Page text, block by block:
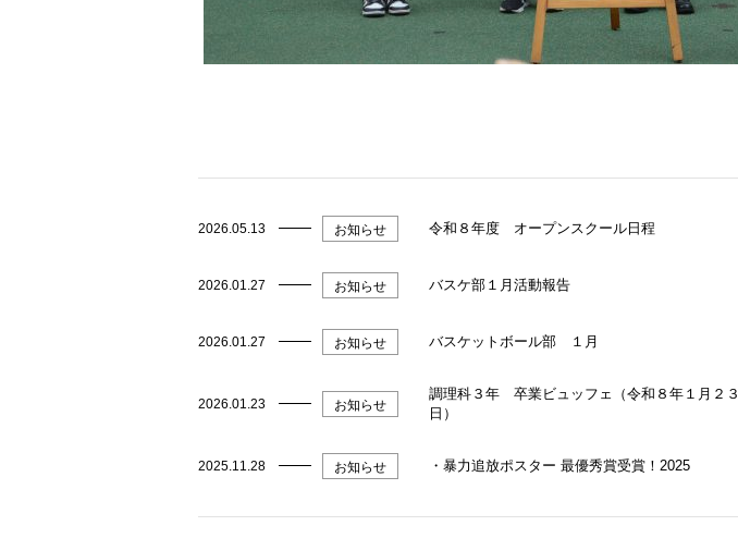
2026.05.13 お知らせ 令和８年度 オープンスクール日程
2026.01.27 お知らせ バスケ部１月活動報告
2026.01.27 お知らせ バスケットボール部 １月
2026.01.23 お知らせ
調理科３年 卒業ビュッフェ（令和８年１月２３
日）
2025.11.28 お知らせ ・暴力追放ポスター 最優秀賞受賞！2025